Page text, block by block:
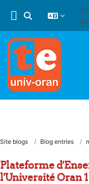
Toggle search
Site blogs Blog entries
Plateforme
l'Université Oran